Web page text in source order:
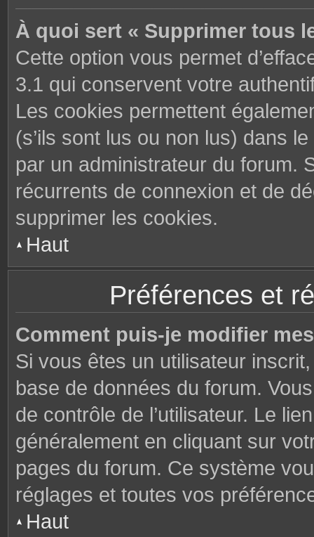
À quoi sert « Supprimer tous
Cette option vous permet
3.1 qui conservent votre
Les cookies permettent
(s’ils sont lus ou non lus) dans
par un administrateur du forum.
récurrents de connexion et de
supprimer les cookies.
Haut
Préférences et
Comment puis-je modifier
Si vous êtes un utilisateur
base de données du forum.
de contrôle de l’utilisateur. Le
généralement en cliquant sur
pages du forum. Ce système
réglages et toutes vos
Haut